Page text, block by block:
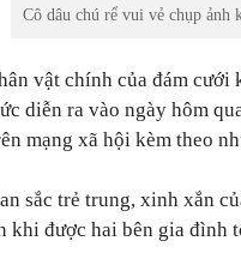
Cô dâu chú rể vui vẻ chụp ảnh
vật chính của đám cưới
diễn ra vào ngày hôm
mạng xã hội kèm theo
sắc trẻ trung, xinh xắn
khi được hai bên gia đình